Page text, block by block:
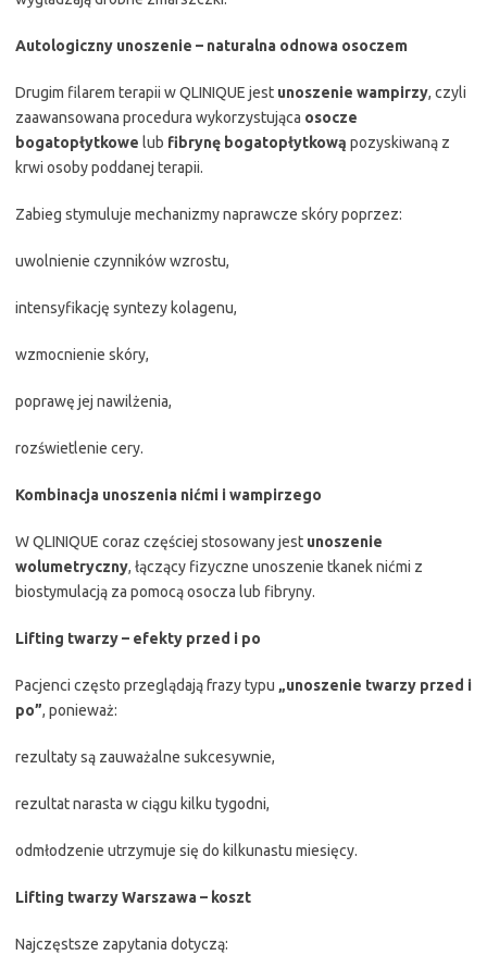
Autologiczny unoszenie – naturalna odnowa osoczem
Drugim filarem terapii w QLINIQUE jest unoszenie wampirzy, czyli
zaawansowana procedura wykorzystująca osocze
bogatopłytkowe lub fibrynę bogatopłytkową pozyskiwaną z
krwi osoby poddanej terapii.
Zabieg stymuluje mechanizmy naprawcze skóry poprzez:
uwolnienie czynników wzrostu,
intensyfikację syntezy kolagenu,
wzmocnienie skóry,
poprawę jej nawilżenia,
rozświetlenie cery.
Kombinacja unoszenia nićmi i wampirzego
W QLINIQUE coraz częściej stosowany jest unoszenie
wolumetryczny, łączący fizyczne unoszenie tkanek nićmi z
biostymulacją za pomocą osocza lub fibryny.
Lifting twarzy – efekty przed i po
Pacjenci często przeglądają frazy typu „unoszenie twarzy przed i
po”, ponieważ:
rezultaty są zauważalne sukcesywnie,
rezultat narasta w ciągu kilku tygodni,
odmłodzenie utrzymuje się do kilkunastu miesięcy.
Lifting twarzy Warszawa – koszt
Najczęstsze zapytania dotyczą: